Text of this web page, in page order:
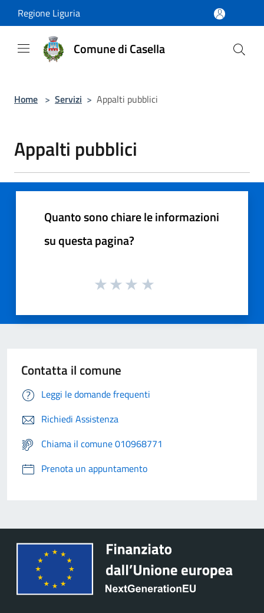
Salta al contenuto principale
Regione Liguria
Comune di Casella
Home > Servizi > Appalti pubblici
Appalti pubblici
Quanto sono chiare le informazioni
su questa pagina?
Contatta il comune
Leggi le domande frequenti
Richiedi Assistenza
Chiama il comune 010968771
Prenota un appuntamento